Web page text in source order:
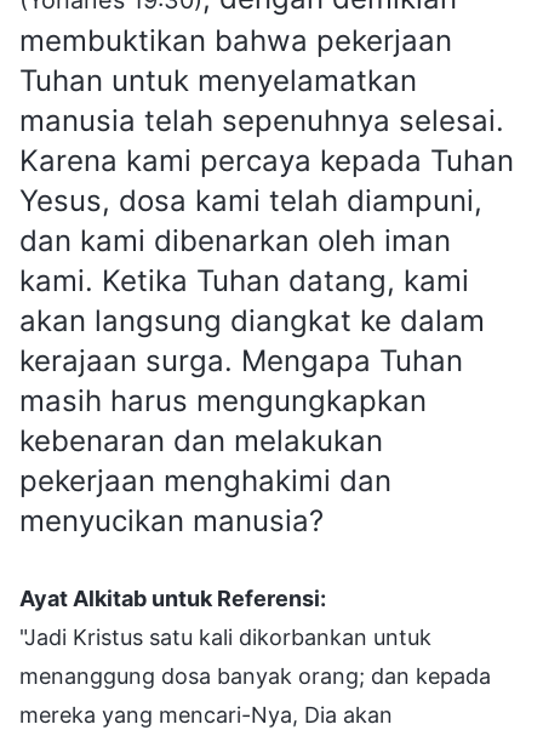
membuktikan bahwa pekerjaan
Tuhan untuk menyelamatkan
manusia telah sepenuhnya selesai.
Karena kami percaya kepada Tuhan
Yesus, dosa kami telah diampuni,
dan kami dibenarkan oleh iman
kami. Ketika Tuhan datang, kami
akan langsung diangkat ke dalam
kerajaan surga. Mengapa Tuhan
masih harus mengungkapkan
kebenaran dan melakukan
pekerjaan menghakimi dan
menyucikan manusia?
Ayat Alkitab untuk Referensi:
"Jadi Kristus satu kali dikorbankan untuk
menanggung dosa banyak orang; dan kepada
mereka yang mencari-Nya, Dia akan